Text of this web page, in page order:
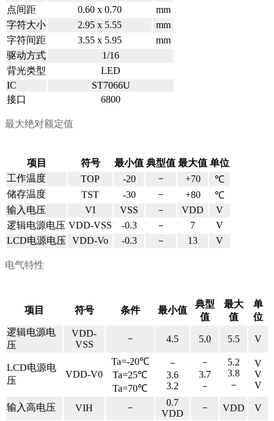
点间距
0.60 x 0.70
mm
字符大小
2.95 x 5.55
mm
字符间距
3.55 x 5.95
mm
驱动方式
1/16
背光类型
LED
IC
ST7066U
接口
6800
最大绝对额定值
项目 符号 最小值 典型值 最大值 单位
工作温度
TOP -20 － +70
℃
储存温度
TST -30 － +80
℃
输入电压
VI VSS － VDD
V
逻辑电源电压 VDD-VSS -0.3 － 7
V
LCD电源电压
VDD-Vo -0.3 － 13 V
电气特性
项目 符号 条件 最小值
典型
值
最大
值
单
位
逻辑电源电
压
VDD-
VSS
－ 4.5 5.0 5.5 V
LCD电源电
压
VDD-V0
Ta=-20℃
Ta=25℃
Ta=70℃
－
3.6
3.2
－
3.7
－
5.2
3.8
－
V
V
V
输入高电压 VIH －
0.7
VDD
－ VDD
V